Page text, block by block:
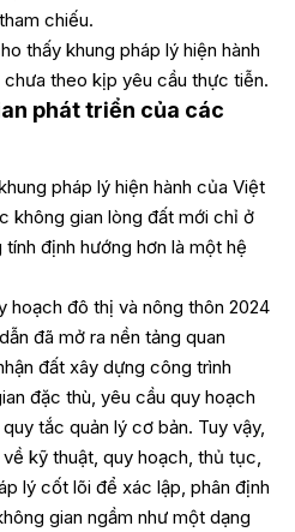
chiếu.
thấy khung pháp lý hiện hành
theo kịp yêu cầu thực tiễn.
phát triển của các
pháp lý hiện hành của Việt
không gian lòng đất mới chỉ ở
định hướng hơn là một hệ
hoạch đô thị và nông thôn 2024
đã mở ra nền tảng quan
đất xây dựng công trình
đặc thù, yêu cầu quy hoạch
tắc quản lý cơ bản. Tuy vậy,
kỹ thuật, quy hoạch, thủ tục,
lý cốt lõi để xác lập, phân định
gian ngầm như một dạng